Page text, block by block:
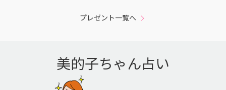
プレゼント一覧へ
美的子ちゃん占い